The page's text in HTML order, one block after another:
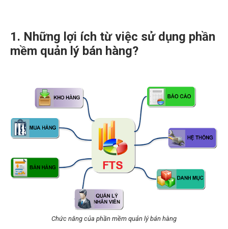
1. Những lợi ích từ việc sử dụng phần
mềm quản lý bán hàng?
Chức năng của phần mềm quản lý bán hàng